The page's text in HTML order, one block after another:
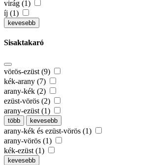
virág (1)
íj (1)
kevesebb
Sisaktakaró
vörös-ezüst (9)
kék-arany (7)
arany-kék (2)
ezüst-vörös (2)
arany-ezüst (1)
több kevesebb
arany-kék és ezüst-vörös (1)
arany-vörös (1)
kék-ezüst (1)
kevesebb